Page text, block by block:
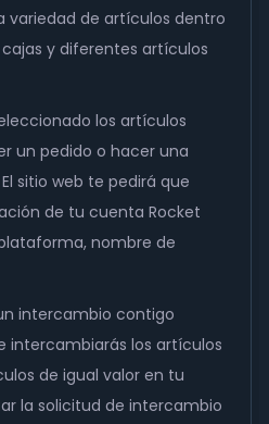
variedad de artículos dentro
y diferentes artículos
los artículos
un pedido o hacer una
sitio web te pedirá que
de tu cuenta Rocket
nombre de
intercambio contigo
intercambiarás los artículos
de igual valor en tu
la solicitud de intercambio